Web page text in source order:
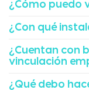
¿Cómo puedo
¿Con qué
¿Cuentan con
vinculación
¿Qué debo